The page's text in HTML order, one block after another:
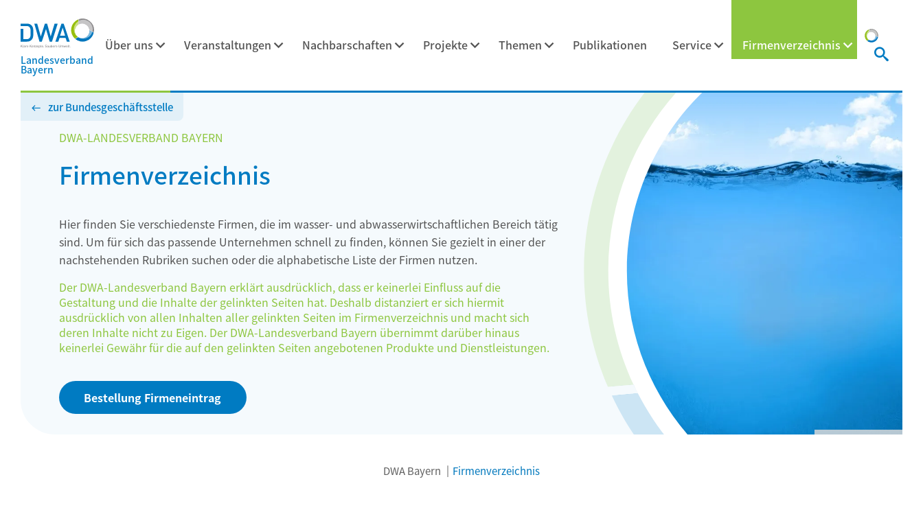
Landesverband
Bayern
Über uns Veranstaltungen Nachbarschaften Projekte Themen Publikationen Service Firmenverzeichnis
zur Bundesgeschäftsstelle
DWA-LANDESVERBAND BAYERN
Firmenverzeichnis
Hier finden Sie verschiedenste Firmen, die im wasser- und abwasserwirtschaftlichen Bereich tätig
sind. Um für sich das passende Unternehmen schnell zu finden, können Sie gezielt in einer der
nachstehenden Rubriken suchen oder die alphabetische Liste der Firmen nutzen.
Der DWA-Landesverband Bayern erklärt ausdrücklich, dass er keinerlei Einfluss auf die
Gestaltung und die Inhalte der gelinkten Seiten hat. Deshalb distanziert er sich hiermit
ausdrücklich von allen Inhalten aller gelinkten Seiten im Firmenverzeichnis und macht sich
deren Inhalte nicht zu Eigen. Der DWA-Landesverband Bayern übernimmt darüber hinaus
keinerlei Gewähr für die auf den gelinkten Seiten angebotenen Produkte und Dienstleistungen.
Bestellung Firmeneintrag
DWA Bayern Firmenverzeichnis